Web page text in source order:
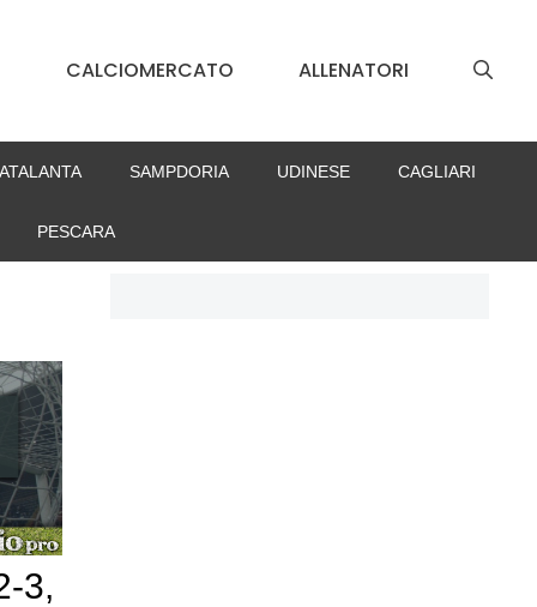
CALCIOMERCATO ALLENATORI
SAMPDORIA UDINESE CAGLIARI
PESCARA
3,